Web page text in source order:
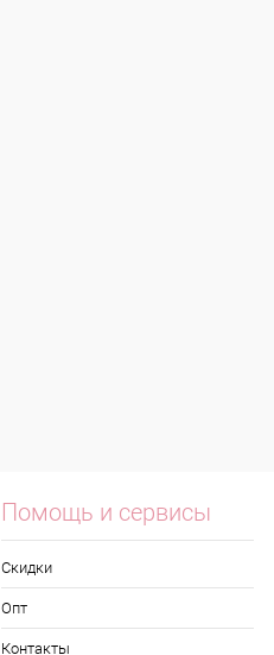
Помощь и сервисы
Скидки
Опт
Контакты